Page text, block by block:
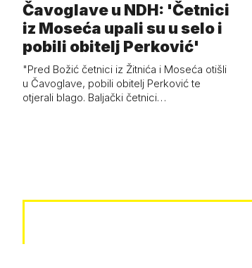
Čavoglave u NDH: 'Četnici
iz Moseća upali su u selo i
pobili obitelj Perković'
"Pred Božić četnici iz Žitnića i Moseća otišli
u Čavoglave, pobili obitelj Perković te
otjerali blago. Baljački četnici…